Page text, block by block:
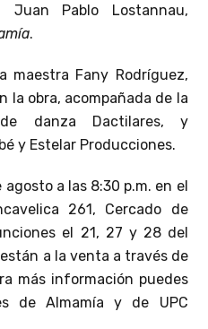
Juan Pablo Lostannau,
.
maestra Fany Rodríguez,
la obra, acompañada de la
danza Dactilares, y
y Estelar Producciones.
a las 8:30 p.m. en el
261, Cercado de
el 21, 27 y 28 del
a la venta a través de
más información puedes
de Almamía y de UPC